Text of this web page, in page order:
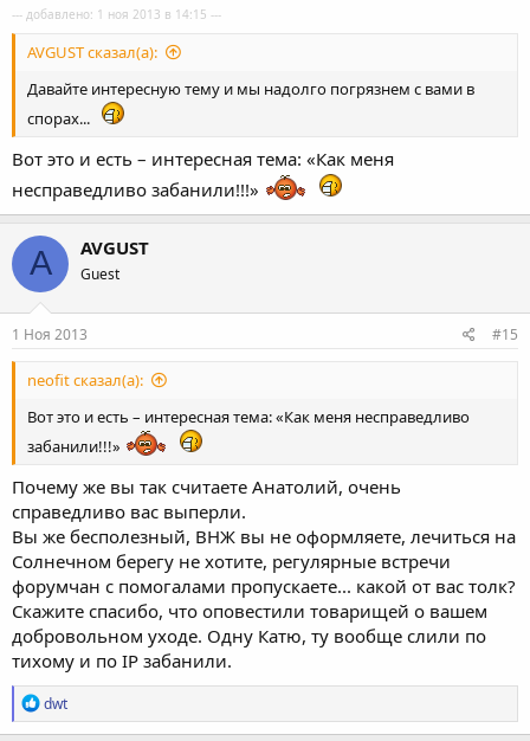
--- добавлено: 1 ноя 2013 в 14:15 ---
AVGUST сказал(а):
Давайте интересную тему и мы надолго погрязнем с вами в
спорах...
Вот это и есть – интересная тема: «Как меня
несправедливо забанили!!!»
A AVGUST
Guest
1 Ноя 2013 #15
neofit сказал(а):
Вот это и есть – интересная тема: «Как меня несправедливо
забанили!!!»
Почему же вы так считаете Анатолий, очень
справедливо вас выперли.
Вы же бесполезный, ВНЖ вы не оформляете, лечиться на
Солнечном берегу не хотите, регулярные встречи
форумчан с помогалами пропускаете... какой от вас толк?
Скажите спасибо, что оповестили товарищей о вашем
добровольном уходе. Одну Катю, ту вообще слили по
тихому и по IP забанили.
Р
е
dwt